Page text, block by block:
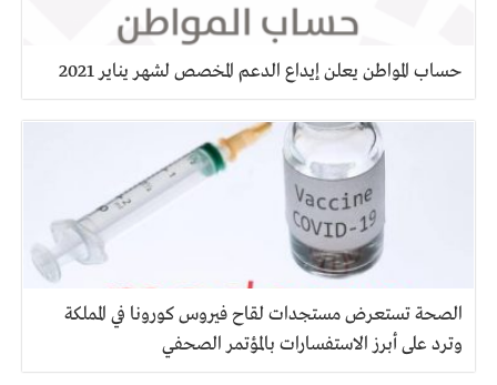
حساب المواطن يعلن إيداع الدعم المخصص لشهر يناير 2021
الصحة تستعرض مستجدات لقاح فيروس كورونا في المملكة
وترد على أبرز الاستفسارات بالمؤتمر الصحفي